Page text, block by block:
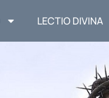
LECTIO DIVINA